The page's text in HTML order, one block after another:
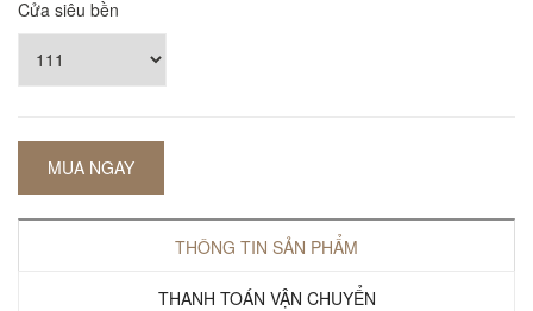
Cửa siêu bền
MUA NGAY
THÔNG TIN SẢN PHẨM
THANH TOÁN VẬN CHUYỂN